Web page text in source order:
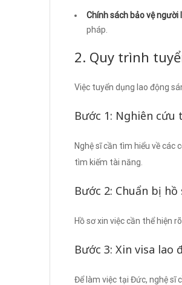
Chính sách bảo vệ người
pháp.
2. Quy trình
Việc tuyển dụng lao động
Bước 1: Nghiên
Nghệ sĩ cần tìm hiểu về
tìm kiếm tài năng.
Bước 2: Chuẩn bị hồ
Hồ sơ xin việc cần thể hiện
Bước 3: Xin visa lao
Để làm việc tại Đức, nghệ sĩ